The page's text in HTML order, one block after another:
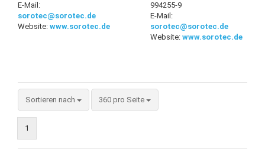
E-Mail:
sorotec@sorotec.de
Website: www.sorotec.de
994255-9
E-Mail:
sorotec@sorotec.de
Website: www.sorotec.de
Sortieren nach 360 pro Seite
1